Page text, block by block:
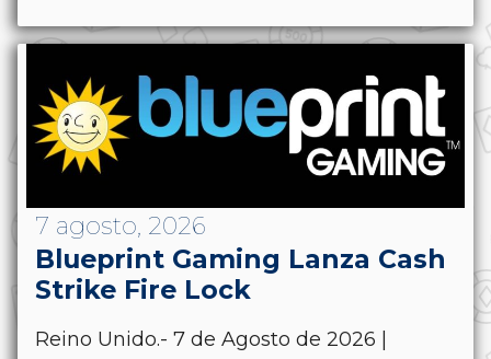
7 agosto, 2026
Blueprint Gaming Lanza Cash
Strike Fire Lock
Reino Unido.- 7 de Agosto de 2026 |